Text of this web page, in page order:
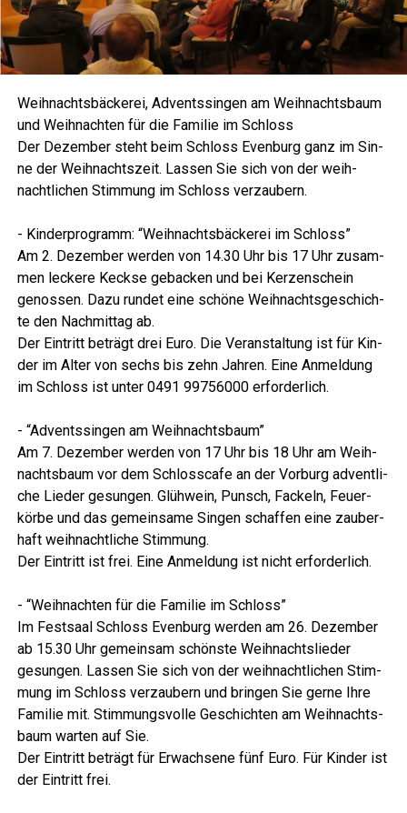
Weih­nachts­bä­cke­rei, Advents­sin­gen am Weih­nachts­baum
und Weih­nach­ten für die Fami­lie im Schloss
Der Dezem­ber steht beim Schloss Even­burg ganz im Sin­
ne der Weih­nachts­zeit. Las­sen Sie sich von der weih­
nacht­li­chen Stim­mung im Schloss verzaubern.
- Kin­der­pro­gramm: “Weih­nachts­bä­cke­rei im Schloss”
Am 2. Dezem­ber wer­den von 14.30 Uhr bis 17 Uhr zusam­
men lecke­re Keck­se geba­cken und bei Ker­zen­schein
genos­sen. Dazu run­det eine schö­ne Weih­nachts­ge­schich­
te den Nach­mit­tag ab.
Der Ein­tritt beträgt drei Euro. Die Ver­an­stal­tung ist für Kin­
der im Alter von sechs bis zehn Jah­ren. Eine Anmel­dung
im Schloss ist unter 0491 99756000 erforderlich.
- “Advents­sin­gen am Weihnachtsbaum”
Am 7. Dezem­ber wer­den von 17 Uhr bis 18 Uhr am Weih­
nachts­baum vor dem Schlossca­fe an der Vor­burg advent­li­
che Lie­der gesun­gen. Glüh­wein, Punsch, Fackeln, Feu­er­
kör­be und das gemein­sa­me Sin­gen schaf­fen eine zau­ber­
haft weih­nacht­li­che Stimmung.
Der Ein­tritt ist frei. Eine Anmel­dung ist nicht erforderlich.
- “Weih­nach­ten für die Fami­lie im Schloss”
Im Fest­saal Schloss Even­burg wer­den am 26. Dezem­ber
ab 15.30 Uhr gemein­sam schöns­te Weih­nachts­lie­der
gesun­gen. Las­sen Sie sich von der weih­nacht­li­chen Stim­
mung im Schloss ver­zau­bern und brin­gen Sie ger­ne Ihre
Fami­lie mit. Stim­mungs­vol­le Geschich­ten am Weih­nachts­
baum war­ten auf Sie.
Der Ein­tritt beträgt für Erwach­se­ne fünf Euro. Für Kin­der ist
der Ein­tritt frei.